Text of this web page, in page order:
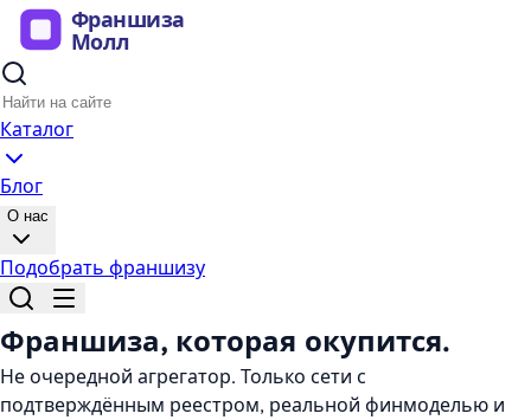
Каталог
Блог
О нас
Подобрать франшизу
Франшиза, которая окупится.
Не очередной агрегатор. Только сети с
подтверждённым реестром, реальной финмоделью и